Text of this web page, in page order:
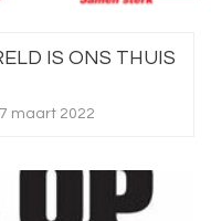
IS ONS THUIS
7 maart 2022